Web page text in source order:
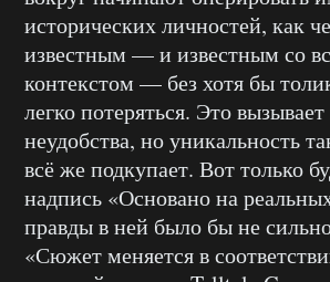
исторических личностей, как
известным — и известным со
контекстом — без хотя бы
легко потеряться. Это
неудобства, но уникальность
всё же подкупает. Вот только
надпись «Основано на
правды в ней было бы не
«Сюжет меняется в